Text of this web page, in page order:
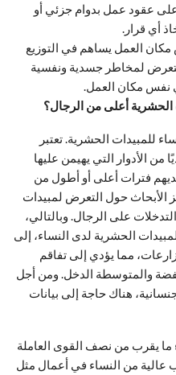
عقود عمل بدوام جزئي أو
أي قرار.
العمل يساهم في التوزيع
لمخاطر جسدية ونفسية
نفس مكان العمل.
الحشرية أعلى من الرجال؟
للمبيدات الحشرية. تعتبر
من الأدوار التي يهيمن عليها
فترات أعلى أو أطول من
الأبحاث حول التعرض لمبيدات
على الرجال. وبالتالي،
الحشرية لدى النساء، إلى
مما يؤدي إلى تفاقم
والمتوسطة الدخل. ومن أجل
هناك حاجة إلى بيانات
ما يقرب من نصف القوى العاملة
عالية من النساء في أعمال مثل